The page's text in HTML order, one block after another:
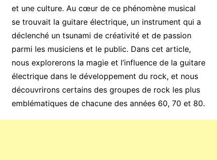
et une culture. Au cœur de ce phénomène musical
se trouvait la guitare électrique, un instrument qui a
déclenché un tsunami de créativité et de passion
parmi les musiciens et le public. Dans cet article,
nous explorerons la magie et l’influence de la guitare
électrique dans le développement du rock, et nous
découvrirons certains des groupes de rock les plus
emblématiques de chacune des années 60, 70 et 80.